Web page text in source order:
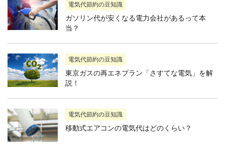
電気代節約の豆知識
ガソリン代が安くなる電力会社があるって本
当？
電気代節約の豆知識
東京ガスの再エネプラン「さすてな電気」を解
説！
電気代節約の豆知識
移動式エアコンの電気代はどのくらい？